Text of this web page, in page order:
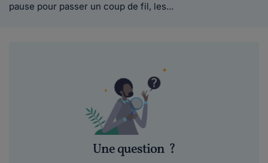
pause pour passer un coup de fil, les...
Une question ?